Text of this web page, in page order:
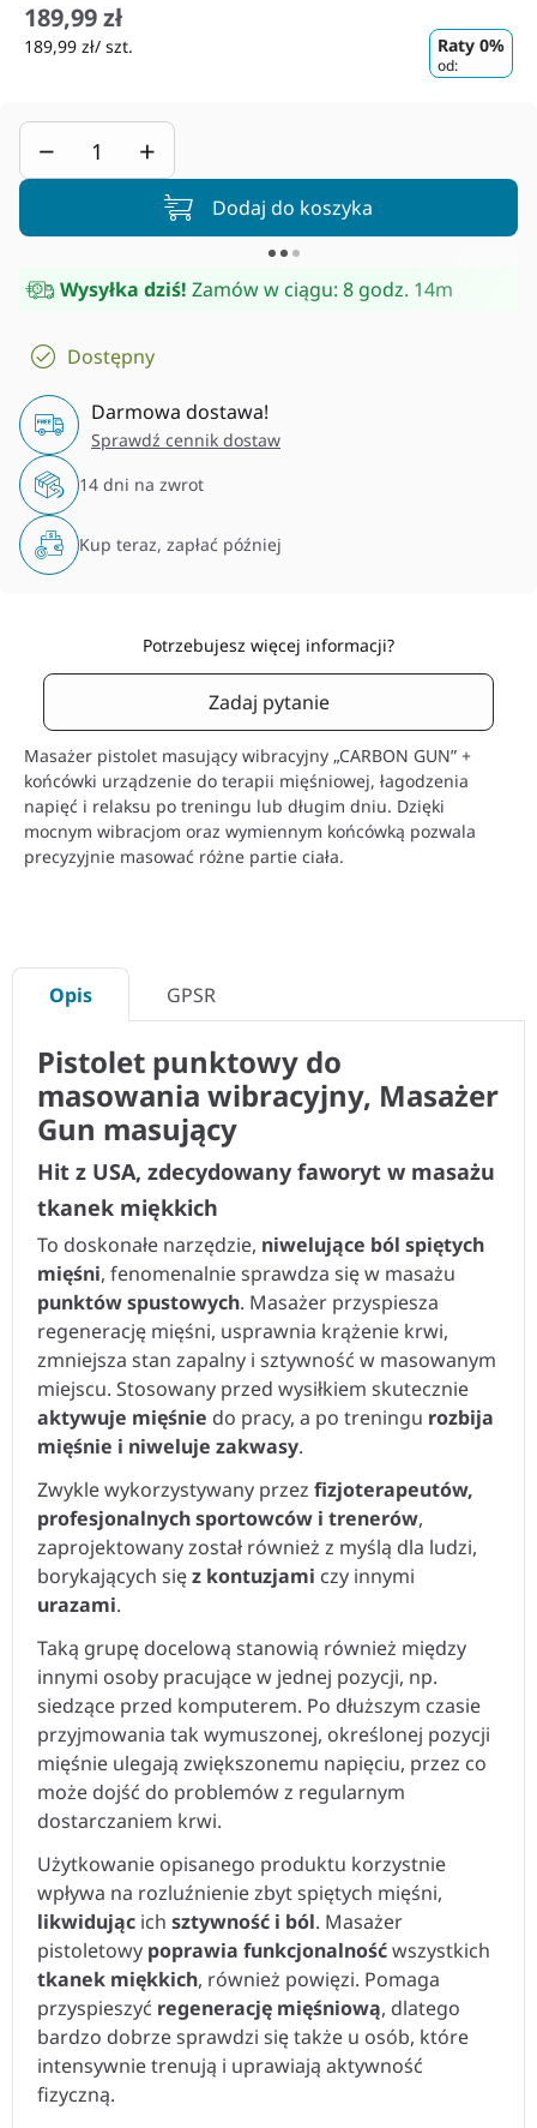
189,99 zł
189,99 zł/ szt. Raty 0%
od:
− +
Dodaj do koszyka
Wysyłka dziś! Zamów w ciągu: 8 godz. 14m
Dostępny
Darmowa dostawa!
Sprawdź cennik dostaw
14 dni na zwrot
Kup teraz, zapłać później
Potrzebujesz więcej informacji?
Zadaj pytanie
Masażer pistolet masujący wibracyjny „CARBON GUN” +
końcówki urządzenie do terapii mięśniowej, łagodzenia
napięć i relaksu po treningu lub długim dniu. Dzięki
mocnym wibracjom oraz wymiennym końcówką pozwala
precyzyjnie masować różne partie ciała.
Opis GPSR
Pistolet punktowy do
masowania wibracyjny, Masażer
Gun masujący
Hit z USA, zdecydowany faworyt w masażu
tkanek miękkich
To doskonałe narzędzie, niwelujące ból spiętych
mięśni, fenomenalnie sprawdza się w masażu
punktów spustowych. Masażer przyspiesza
regenerację mięśni, usprawnia krążenie krwi,
zmniejsza stan zapalny i sztywność w masowanym
miejscu. Stosowany przed wysiłkiem skutecznie
aktywuje mięśnie do pracy, a po treningu rozbija
mięśnie i niweluje zakwasy.
Zwykle wykorzystywany przez fizjoterapeutów,
profesjonalnych sportowców i trenerów,
zaprojektowany został również z myślą dla ludzi,
borykających sięz kontuzjami czy innymi
urazami.
Taką grupę docelową stanowią również między
innymi osoby pracujące w jednej pozycji, np.
siedzące przed komputerem. Po dłuższym czasie
przyjmowania tak wymuszonej, określonej pozycji
mięśnie ulegają zwiększonemu napięciu, przez co
może dojść do problemów z regularnym
dostarczaniem krwi.
Użytkowanie opisanego produktu korzystnie
wpływa na rozluźnienie zbyt spiętych mięśni,
likwidując ich sztywność i ból. Masażer
pistoletowy poprawia funkcjonalnośćwszystkich
tkanek miękkich, również powięzi. Pomaga
przyspieszyć regenerację mięśniową, dlatego
bardzo dobrze sprawdzi się także u osób, które
intensywnie trenują i uprawiają aktywność
fizyczną.